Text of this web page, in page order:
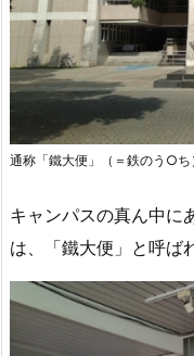
通称「鐵大便」（＝鉄のう○ち
キャンパスの真ん中に
は、「鐵大便 」と呼ば